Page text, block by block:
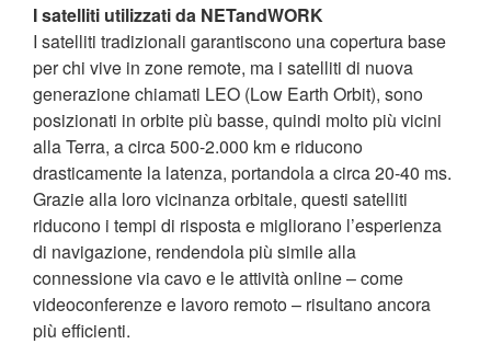
I satelliti utilizzati da NETandWORK
I satelliti tradizionali garantiscono una copertura base
per chi vive in zone remote, ma i satelliti di nuova
generazione chiamati LEO (Low Earth Orbit), sono
posizionati in orbite più basse, quindi molto più vicini
alla Terra, a circa 500-2.000 km e riducono
drasticamente la latenza, portandola a circa 20-40 ms.
Grazie alla loro vicinanza orbitale, questi satelliti
riducono i tempi di risposta e migliorano l’esperienza
di navigazione, rendendola più simile alla
connessione via cavo e le attività online – come
videoconferenze e lavoro remoto – risultano ancora
più efficienti.